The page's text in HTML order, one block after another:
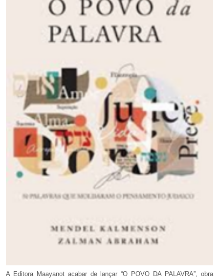
A Editora Maayanot acabar de lançar “O POVO DA PALAVRA”, obra